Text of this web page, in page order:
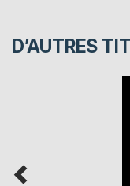
D’AUTRES